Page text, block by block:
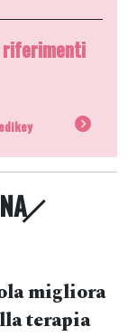
riferimenti
migliora
terapia